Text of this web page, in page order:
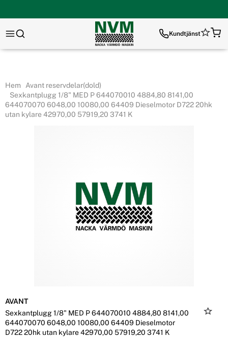
Kundtjänst
Hem
Avant reservdelar(dold)
Sexkantplugg 1/8" MED P 644070010 4884,80 8141,00
644070070 6048,00 10080,00 64409 Dieselmotor D722 20hk
utan kylare 42970,00 57919,20 3741 K
AVANT
Sexkantplugg 1/8" MED P 644070010 4884,80 8141,00
644070070 6048,00 10080,00 64409 Dieselmotor
D722 20hk utan kylare 42970,00 57919,20 3741 K